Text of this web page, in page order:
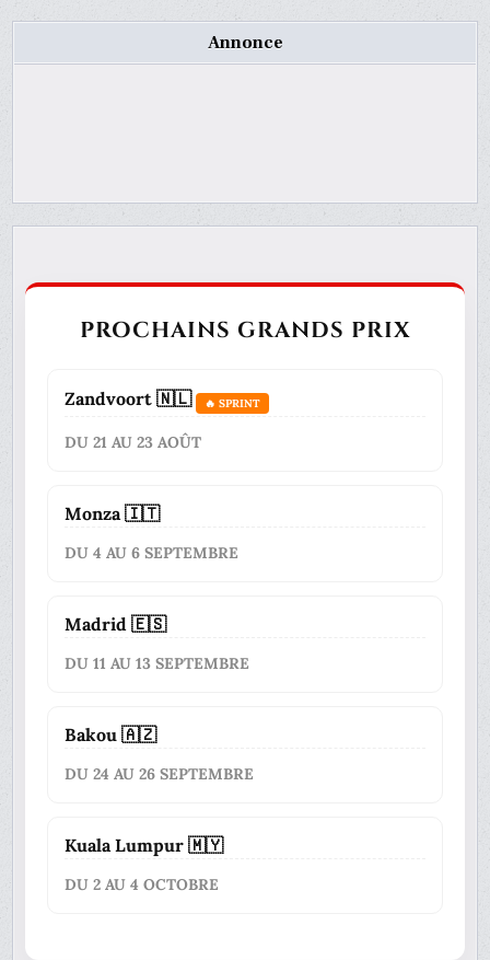
Annonce
PROCHAINS GRANDS PRIX
Zandvoort 🇳🇱 🔥 SPRINT
DU 21 AU 23 AOÛT
Monza 🇮🇹
DU 4 AU 6 SEPTEMBRE
Madrid 🇪🇸
DU 11 AU 13 SEPTEMBRE
Bakou 🇦🇿
DU 24 AU 26 SEPTEMBRE
Kuala Lumpur 🇲🇾
DU 2 AU 4 OCTOBRE